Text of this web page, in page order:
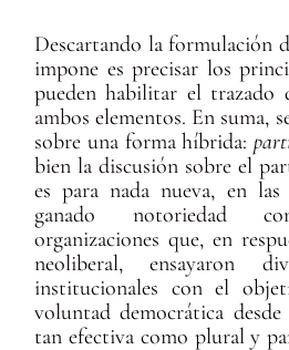
Descartando la formulación
impone es precisar los
pueden habilitar el trazado
ambos elementos. En suma,
sobre una forma híbrida:
bien la discusión sobre el
es para nada nueva, en
ganado notoriedad
organizaciones que, en
neoliberal, ensayaron
institucionales con el
voluntad democrática
tan efectiva como plural y